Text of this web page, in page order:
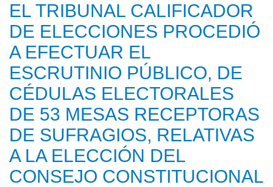
EL TRIBUNAL CALIFICADOR
DE ELECCIONES PROCEDIÓ
A EFECTUAR EL
ESCRUTINIO PÚBLICO, DE
CÉDULAS ELECTORALES
DE 53 MESAS RECEPTORAS
DE SUFRAGIOS, RELATIVAS
A LA ELECCIÓN DEL
CONSEJO CONSTITUCIONAL